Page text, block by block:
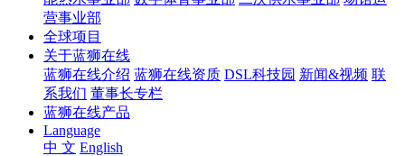
营事业部
全球项目
关于蓝狮在线
蓝狮在线介绍 蓝狮在线资质 DSL科技园 新闻&视频 联
系我们 董事长专栏
蓝狮在线产品
Language
中 文 English